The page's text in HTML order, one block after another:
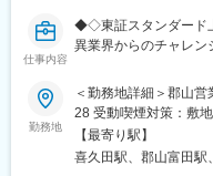
少人数のチーム体制で
環境です。
■組織風土
・チームワークを重視
・わからないことはす
・丁寧さ・正確さを重
仕事内容
◆◇東証スタンダード
異業界からのチャレン
■業務内容：
学校給食や外食など
品食材を、メニュー
きます。
勤務地
＜勤務地詳細＞郡山
28 受動喫煙対策：敷
所【最寄り駅】
喜久田駅、郡山富田駅